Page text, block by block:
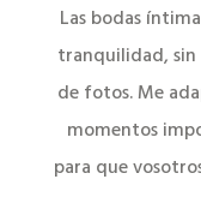
Las bodas
tranquilidad, sin
de fotos. Me
momentos
para que